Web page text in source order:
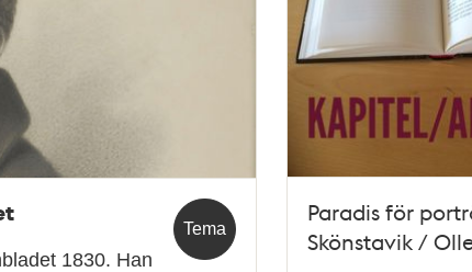
Tema
1830. Han
Paradis för
Skönstavik /